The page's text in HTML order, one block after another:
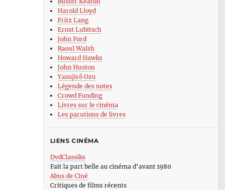
Harold Lloyd
Fritz Lang
Ernst Lubitsch
John Ford
Raoul Walsh
Howard Hawks
John Huston
Yasujirô Ozu
Légende des notes
Crowd Funding
Livres sur le cinéma
Les parutions de livres
LIENS CINÉMA
DvdClassiks
Fait la part belle au cinéma d’avant 1980
Abus de Ciné
Critiques de films récents